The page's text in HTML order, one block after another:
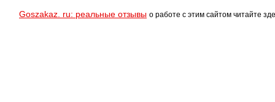
Goszakaz. ru: реальные отзывы о работе с этим сайтом читайте